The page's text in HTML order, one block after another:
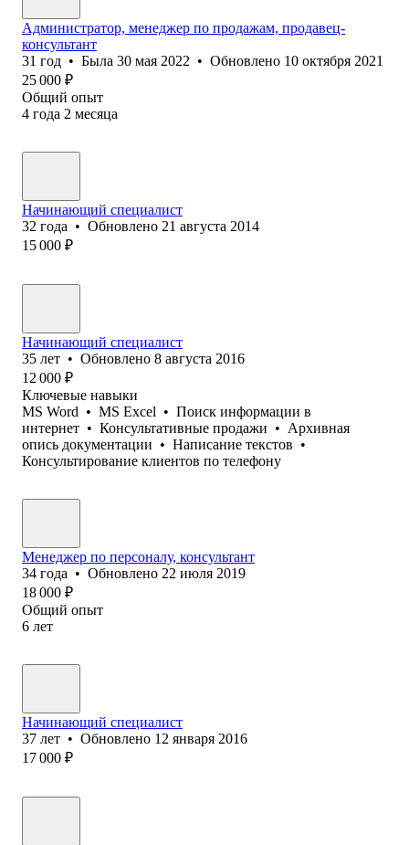
Администратор, менеджер по продажам, продавец-
консультант
31 год • Была 30 мая 2022 • Обновлено 10 октября 2021
25 000 ₽
Общий опыт
4 года 2 месяца
Начинающий специалист
32 года • Обновлено 21 августа 2014
15 000 ₽
Начинающий специалист
35 лет • Обновлено 8 августа 2016
12 000 ₽
Ключевые навыки
MS Word • MS Excel • Поиск информации в
интернет • Консультативные продажи • Архивная
опись документации • Написание текстов •
Консультирование клиентов по телефону
Менеджер по персоналу, консультант
34 года • Обновлено 22 июля 2019
18 000 ₽
Общий опыт
6 лет
Начинающий специалист
37 лет • Обновлено 12 января 2016
17 000 ₽